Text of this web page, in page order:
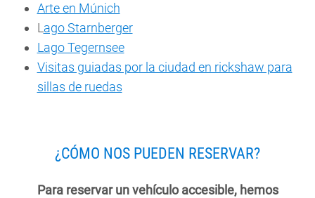
Arte en Múnich
Lago Starnberger
Lago Tegernsee
Visitas guiadas por la ciudad en rickshaw para
sillas de ruedas
¿CÓMO NOS PUEDEN RESERVAR?
Para reservar un vehículo accesible, hemos